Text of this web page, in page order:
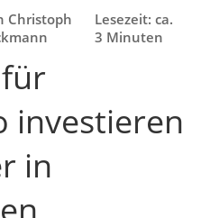
Christoph
Lesezeit: ca.
3 Minuten
investieren
in